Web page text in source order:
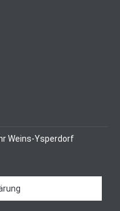
Weins-Ysperdorf